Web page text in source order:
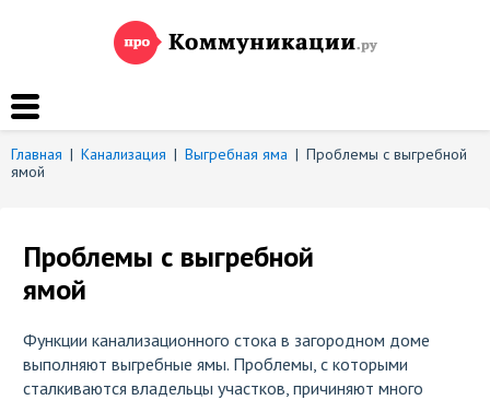
Главная | Канализация | Выгребная яма | Проблемы с выгребной
ямой
Проблемы с выгребной
ямой
Функции канализационного стока в загородном доме
выполняют выгребные ямы. Проблемы, с которыми
сталкиваются владельцы участков, причиняют много